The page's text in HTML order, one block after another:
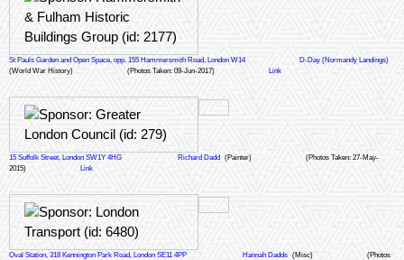
St Pauls Garden and Open Space, opp. 155 Hammersmith Road, London W14
D-Day (Normandy Landings)
(World War History)
(Photos Taken: 09-Jun-2017) Link
15 Suffolk Street, London SW1Y 4HG Richard Dadd (Painter)
(Photos Taken: 27-May-
2015)
Link
Oval Station, 318 Kennington Park Road, London SE11 4PP Hannah Dadds (Misc)
(Photos